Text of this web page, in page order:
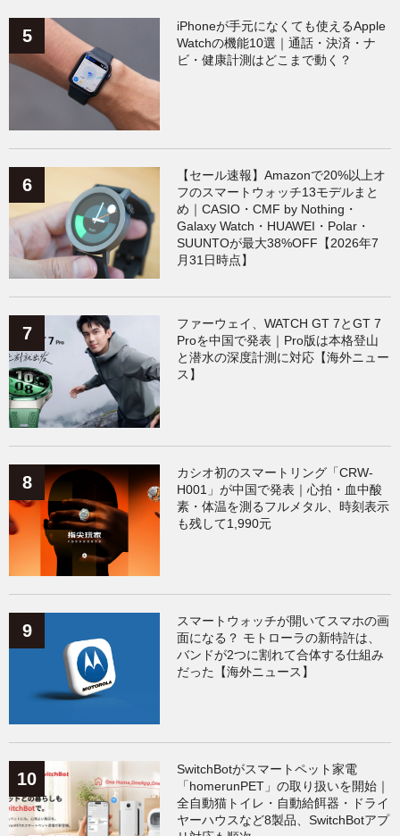
iPhoneが手元になくても使えるApple
Watchの機能10選｜通話・決済・ナ
ビ・健康計測はどこまで動く？
【セール速報】Amazonで20%以上オ
フのスマートウォッチ13モデルまと
め｜CASIO・CMF by Nothing・
Galaxy Watch・HUAWEI・Polar・
SUUNTOが最大38%OFF【2026年7
月31日時点】
ファーウェイ、WATCH GT 7とGT 7
Proを中国で発表｜Pro版は本格登山
と潜水の深度計測に対応【海外ニュー
ス】
カシオ初のスマートリング「CRW-
H001」が中国で発表｜心拍・血中酸
素・体温を測るフルメタル、時刻表示
も残して1,990元
スマートウォッチが開いてスマホの画
面になる？ モトローラの新特許は、
バンドが2つに割れて合体する仕組み
だった【海外ニュース】
SwitchBotがスマートペット家電
「homerunPET」の取り扱いを開始｜
全自動猫トイレ・自動給餌器・ドライ
ヤーハウスなど8製品、SwitchBotアプ